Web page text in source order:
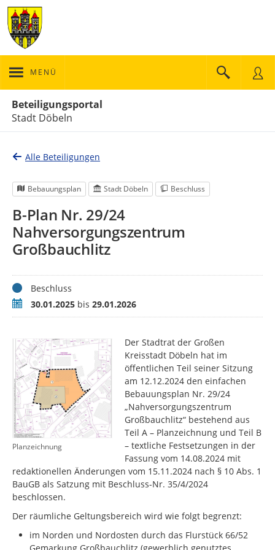
MENÜ
Beteiligungsportal
Stadt Döbeln
Alle Beteiligungen
Bebauungsplan Stadt Döbeln Beschluss
B-Plan Nr. 29/24
Nahversorgungszentrum
Großbauchlitz
StatusBeschluss
Zeitraum30.01.2025 bis 29.01.2026
Planzeichnung
Der Stadtrat der Großen
Kreisstadt Döbeln hat im
öffentlichen Teil seiner Sitzung
am 12.12.2024 den einfachen
Bebauungsplan Nr. 29/24
„Nahversorgungszentrum
Großbauchlitz“ bestehend aus
Teil A – Planzeichnung und Teil B
– textliche Festsetzungen in der
Fassung vom 14.08.2024 mit
redaktionellen Änderungen vom 15.11.2024 nach § 10 Abs. 1
BauGB als Satzung mit Beschluss-Nr. 35/4/2024
beschlossen.
Der räumliche Geltungsbereich wird wie folgt begrenzt:
im Norden und Nordosten durch das Flurstück 66/52